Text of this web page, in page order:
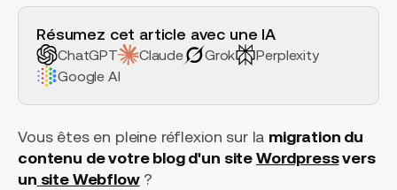
Résumez cet article avec une IA
ChatGPT Claude Grok
Perplexity
Google AI
Vous êtes en pleine réflexion sur la migration du
contenu de votre blog d'un siteWordpressvers
un site Webflow?